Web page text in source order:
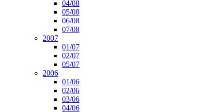
04/08
05/08
06/08
07/08
2007
01/07
02/07
05/07
2006
01/06
02/06
03/06
04/06